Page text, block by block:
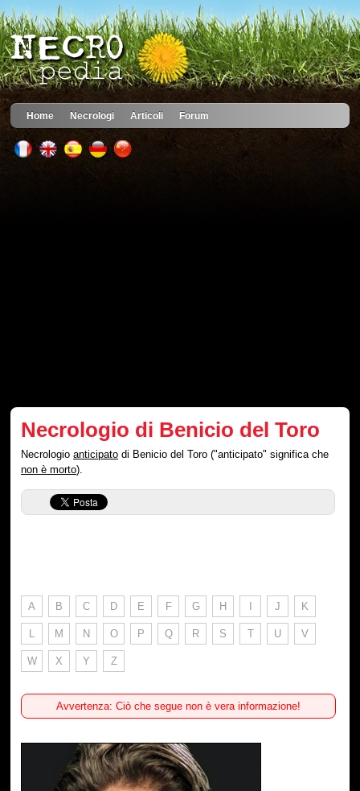
Home Necrologi Articoli Forum
Necrologio di Benicio del Toro
Necrologioanticipato di Benicio del Toro ("anticipato" significa che
non è morto).
A B C D E F G H I J K
L M N O P Q R S T U V
W X Y Z
Avvertenza: Ciò che segue non è vera informazione!